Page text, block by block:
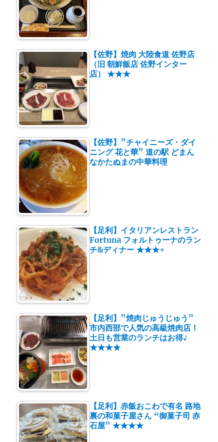
【佐野】焼肉 大陸食道 佐野店
（旧 朝鮮飯店 佐野インター
店） ★★★
【佐野】”チャイニーズ・ダイ
ニング 花と華” 道の駅 どまん
なかたぬまの中華料理
【足利】イタリアンレストラン
Fortuna フォルトゥーナのラン
チ&ディナー ★★★+
【足利】”焼肉じゅうじゅう”
市内西部で人気の高級焼肉店！
土日も営業のランチはお得♪
★★★★
【足利】赤飯おこわで有名 路地
裏の和菓子屋さん “御菓子司 赤
石屋” ★★★★